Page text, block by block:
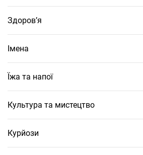
Здоров’я
Імена
Їжа та напої
Культура та мистецтво
Курйози